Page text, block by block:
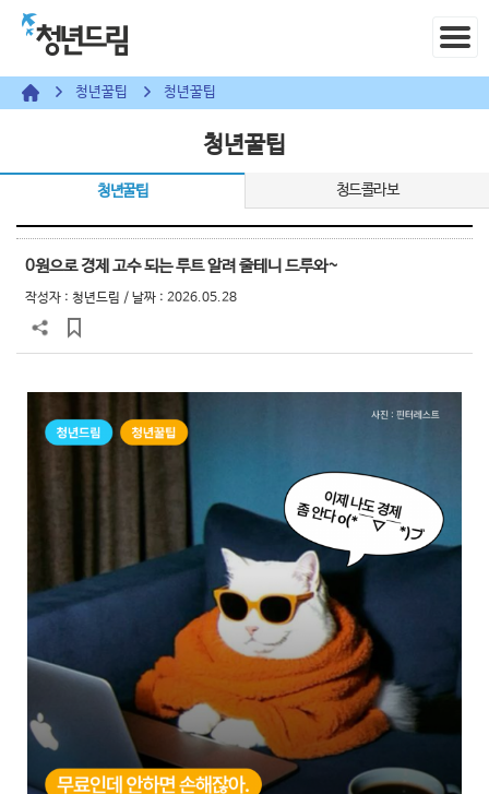
청년꿀팁 청년꿀팁
청년꿀팁
청년꿀팁 청드콜라보
0원으로 경제 고수 되는 루트 알려 줄테니 드루와~
작성자 : 청년드림 / 날짜 : 2026.05.28